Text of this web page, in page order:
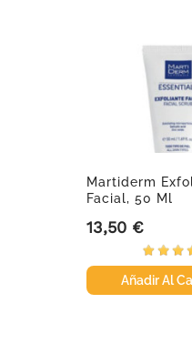
Martiderm
Facial, 50 Ml
Precio
13,50 €
Añadir Al